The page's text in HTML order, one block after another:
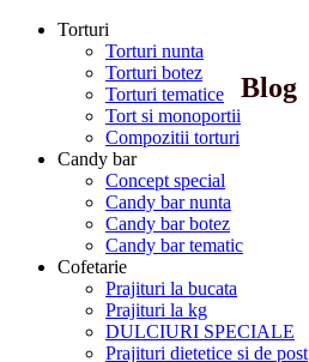
Torturi
Torturi nunta
Torturi botez
Torturi tematice
Tort si monoportii
Compozitii torturi
Candy bar
Concept special
Candy bar nunta
Candy bar botez
Candy bar tematic
Cofetarie
Prajituri la bucata
Prajituri la kg
DULCIURI SPECIALE
Prajituri dietetice si de post
Blog